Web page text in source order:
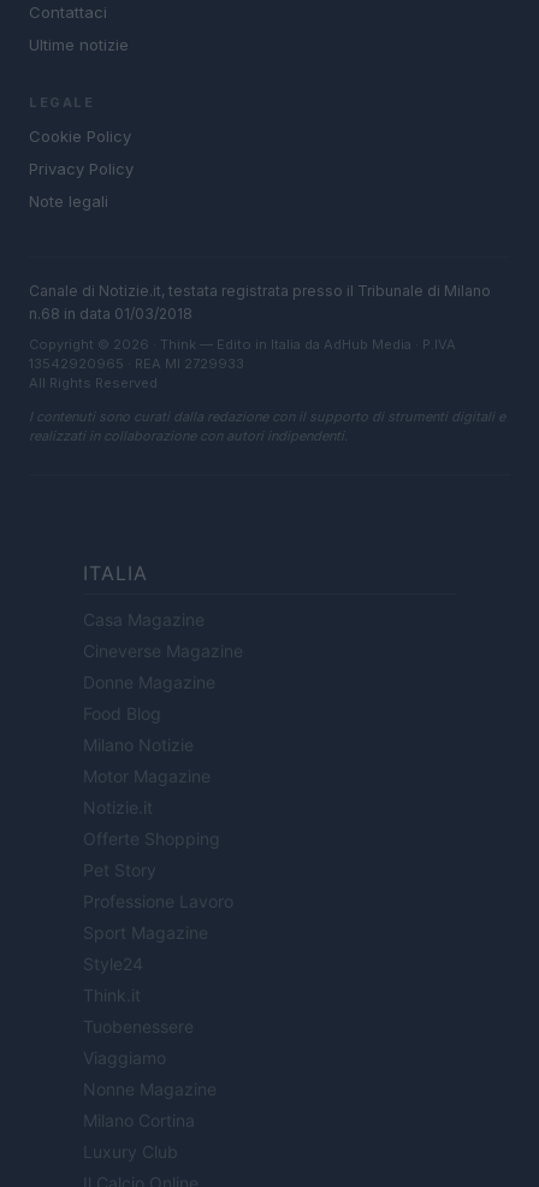
Contattaci
Ultime notizie
LEGALE
Cookie Policy
Privacy Policy
Note legali
Canale di Notizie.it, testata registrata presso il Tribunale di Milano
n.68 in data 01/03/2018
Copyright © 2026 · Think — Edito in Italia da AdHub Media · P.IVA
13542920965 · REA MI 2729933
All Rights Reserved
I contenuti sono curati dalla redazione con il supporto di strumenti digitali e
realizzati in collaborazione con autori indipendenti.
ITALIA
Casa Magazine
Cineverse Magazine
Donne Magazine
Food Blog
Milano Notizie
Motor Magazine
Notizie.it
Offerte Shopping
Pet Story
Professione Lavoro
Sport Magazine
Style24
Think.it
Tuobenessere
Viaggiamo
Nonne Magazine
Milano Cortina
Luxury Club